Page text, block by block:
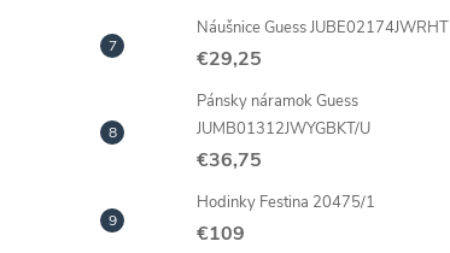
Náušnice Guess JUBE02174JWRHT
€29,25
Pánsky náramok Guess
JUMB01312JWYGBKT/U
€36,75
Hodinky Festina 20475/1
€109